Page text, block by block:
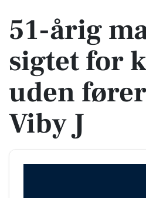
51-årig
sigtet for
uden
Viby J